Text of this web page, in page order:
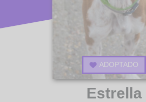
ADOPTADO
Estrella